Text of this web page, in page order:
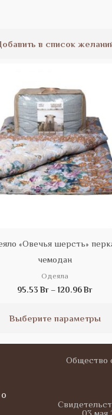
в список
«Овечья шерсть»
чемодан
Одеяла
95.53 Br – 120.96 Br
95.53
Выберите параметры
Общество
03 мая